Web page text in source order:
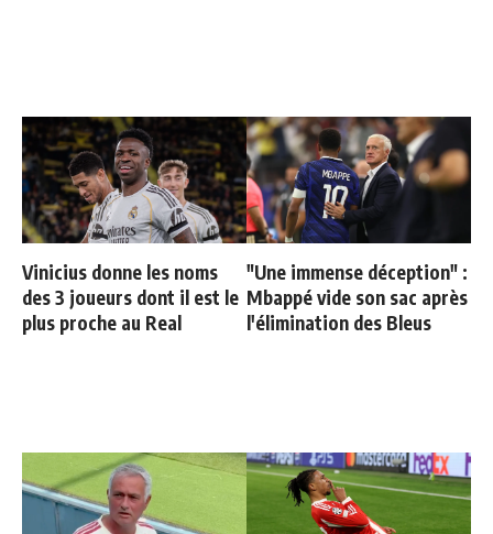
Vinicius donne les noms
des 3 joueurs dont il est le
plus proche au Real
"Une immense déception" :
Mbappé vide son sac après
l'élimination des Bleus